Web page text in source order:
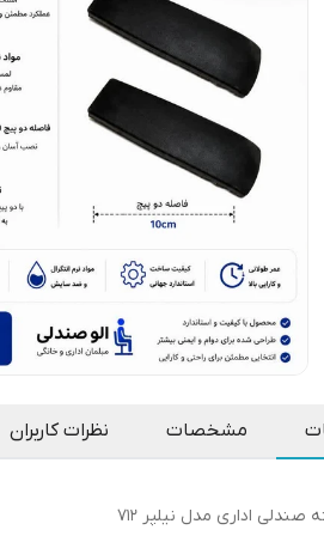
مشخصات نظرات کاربران
صندلی اداری مدل نیلپر ۷۱۲